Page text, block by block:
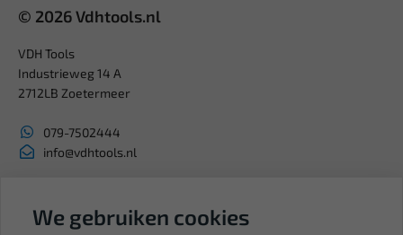
© 2026 Vdhtools.nl
VDH Tools
Industrieweg 14 A
2712LB Zoetermeer
079-7502444
info@vdhtools.nl
BTW: NL819958657B01
We gebruiken cookies